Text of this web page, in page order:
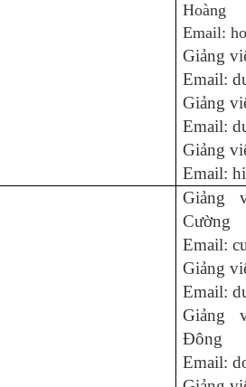
Hoàng
Email:
Giảng
Email:
Giảng
Email:
Giảng
Email:
Giảng
Cường
Email:
Giảng
Email:
Giảng
Đông
Email: